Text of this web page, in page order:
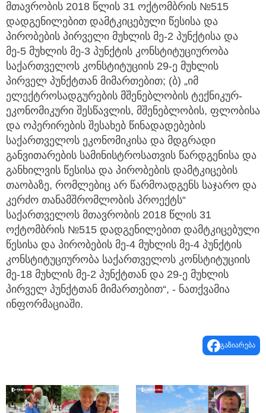
მთავრობის 2018 წლის 31 ოქტომბრის №515
დადგენილებით დამტკიცებული წესისა და
პირობების პირველი მუხლის მე-2 პუნქტისა და
მე-5 მუხლის მე-3 პუნქტის კონსტიტუციურობა
საქართველოს კონსტიტუციის 29-ე მუხლის
პირველ პუნქტთან მიმართებით; (ბ) „იმ
ელექტროსადგურების მშენებლობის ტექნიკურ-
ეკონომიკური შესწავლის, მშენებლობის, ფლობისა
და ოპერირების შესახებ წინადადებების
საქართველოს ეკონომიკისა და მდგრადი
განვითარების სამინისტროსათვის წარდგენისა და
განხილვის წესისა და პირობების დამტკიცების
თაობაზე, რომლებიც არ წარმოადგენს საჯარო და
კერძო თანამშრომლობის პროექტს“
საქართველოს მთავრობის 2018 წლის 31
ოქტომბრის №515 დადგენილებით დამტკიცებული
წესისა და პირობების მე-4 მუხლის მე-4 პუნქტის
კონსტიტუციურობა საქართველოს კონსტიტუციის
მე-18 მუხლის მე-2 პუნქტთან და 29-ე მუხლის
პირველ პუნქტთან მიმართებით“, - ნათქვამია
ინფორმაციაში.
გაზიარება